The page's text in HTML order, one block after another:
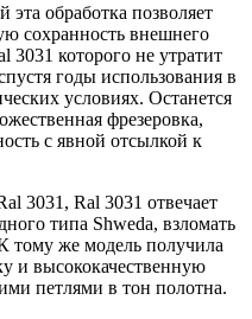
эта обработка позволяет
сохранность внешнего
3031 которого не утратит
годы использования в
условиях. Останется
фрезеровка,
с явной отсылкой к
3031, Ral 3031 отвечает
типа Shweda, взломать
тому же модель получила
и высококачественную
петлями в тон полотна.